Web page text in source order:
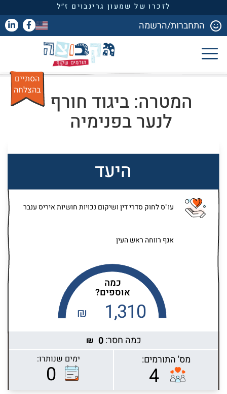
לזכרו של שמעון גרינבוים ז״ל
התחברות/הרשמה
המטרה: ביגוד חורף
לנער בפנימיה
הסתיים
בהצלחה
היעד
עו"ס לחוק סדרי דין ושיקום נכויות חושיות איריס ענבר
אגף רווחה ראש העין
Highcharts.com
כמה
אוספים?
1,310
כמה חסר:0
₪
מס' התורמים: ימים שנותרו:
0